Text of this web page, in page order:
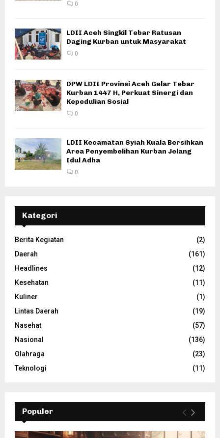
0
LDII Aceh Singkil Tebar Ratusan
Daging Kurban untuk Masyarakat
0
DPW LDII Provinsi Aceh Gelar Tebar
Kurban 1447 H, Perkuat Sinergi dan
Kepedulian Sosial
0
LDII Kecamatan Syiah Kuala Bersihkan
Area Penyembelihan Kurban Jelang
Idul Adha
0
Kategori
Berita Kegiatan
(2)
Daerah
(161)
Headlines
(12)
Kesehatan
(11)
Kuliner
(1)
Lintas Daerah
(19)
Nasehat
(57)
Nasional
(136)
Olahraga
(23)
Teknologi
(11)
Populer